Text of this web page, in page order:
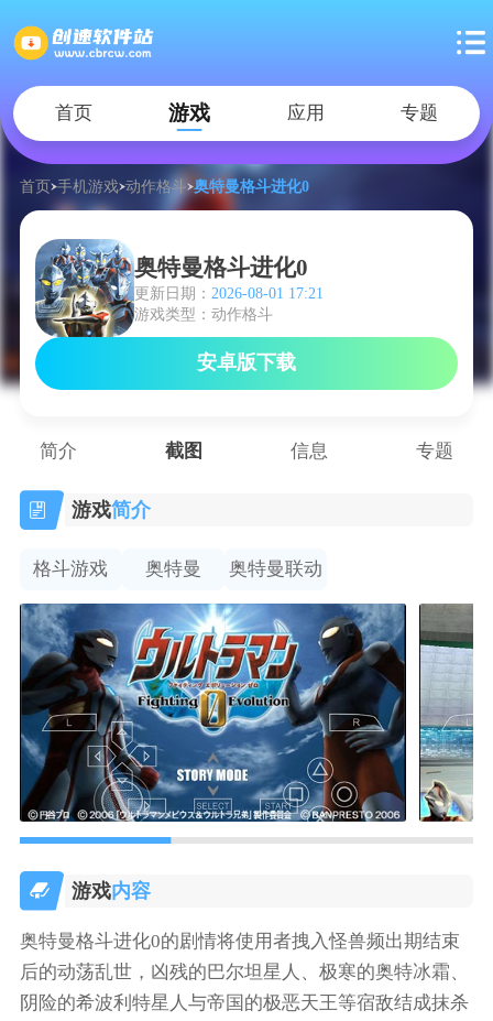
首页 游戏 应用 专题
首页 手机游戏 动作格斗 奥特曼格斗进化0
奥特曼格斗进化0
更新日期： 2026-08-01 17:21
游戏类型：动作格斗
安卓版下载
简介 截图 信息 专题
游戏简介
格斗游戏 奥特曼 奥特曼联动
游戏内容
奥特曼格斗进化0的剧情将使用者拽入怪兽频出期结束
后的动荡乱世，凶残的巴尔坦星人、极寒的奥特冰霜、
阴险的希波利特星人与帝国的极恶天王等宿敌结成抹杀